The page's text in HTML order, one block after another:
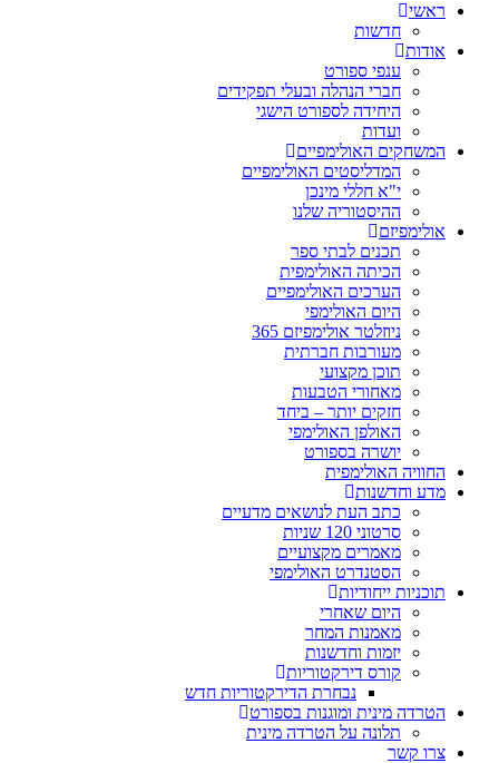
ראשי
חדשות
אודות
ענפי ספורט
חברי הנהלה ובעלי תפקידים
היחידה לספורט הישגי
ועדות
המשחקים האולימפיים
המדליסטים האולימפיים
י"א חללי מינכן
ההיסטוריה שלנו
אולימפיזם
תכנים לבתי ספר
הכיתה האולימפית
הערכים האולימפיים
היום האולימפי
ניוזלטר אולימפיזם 365
מעורבות חברתית
תוכן מקצועי
מאחורי הטבעות
חזקים יותר – ביחד
האולפן האולימפי
יושרה בספורט
החוויה האולימפית
מדע וחדשנות
כתב העת לנושאים מדעיים
סרטוני 120 שניות
מאמרים מקצועיים
הסטנדרט האולימפי
תוכניות ייחודיות
היום שאחרי
מאמנות המחר
יזמות וחדשנות
קורס דירקטוריות
נבחרת הדירקטוריות חדש
הטרדה מינית ומוגנות בספורט
תלונה על הטרדה מינית
צרו קשר